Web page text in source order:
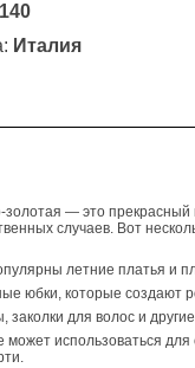
140
Италия
золотая — это
случаев. Вот
летние платья и
юбки, которые создают
для волос и
может использоваться